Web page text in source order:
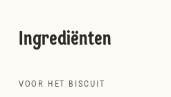
Ingrediënten
VOOR HET BISCUIT